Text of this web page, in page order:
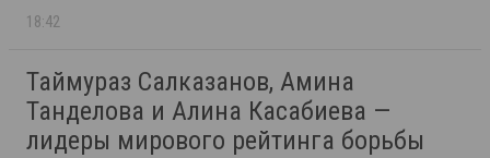
18:42
Таймураз Салказанов, Амина
Танделова и Алина Касабиева —
лидеры мирового рейтинга борьбы